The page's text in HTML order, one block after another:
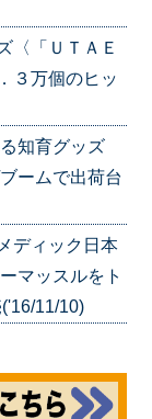
〈「ＵＴＡＥ
３万個のヒッ
知育グッズ
ームで出荷台
ディック日本
マッスルをト
11/10)